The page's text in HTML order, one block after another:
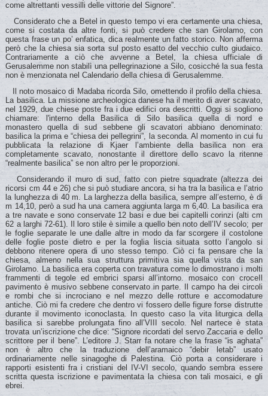
come altrettanti vessilli delle vittorie del Signore”.
Considerato che a Betel in questo tempo vi era certamente una chiesa,
come si costata da altre fonti, si può credere che san Girolamo, con
questa frase un po’ enfatica, dica realmente un fatto storico. Non afferma
però che la chiesa sia sorta sul posto esatto del vecchio culto giudaico.
Contrariamente a ciò che avvenne a Betel, la chiesa ufficiale di
Gerusalemme non stabilì una pellegrinazione a Silo, cosicché la sua festa
non è menzionata nel Calendario della chiesa di Gerusalemme.
Il noto mosaico di Madaba ricorda Silo, omettendo il profilo della chiesa.
La basilica. La missione archeologica danese ha il merito di aver scavato,
nel 1929, due chiese poste fra i due edifici ora descritti. Oggi si sogliono
chiamare: l'interno della Basilica di Silo basilica quella di nord e
monastero quella di sud sebbene gli scavatori abbiano denominato:
basilica la prima e “chiesa dei pellegrini”, la seconda. Al momento in cui fu
pubblicata la relazione di Kjaer l’ambiente della basilica non era
completamente scavato, nonostante il direttore dello scavo la ritenne
“realmente basilica” se non altro per le proporzioni.
Considerando il muro di sud, fatto con pietre squadrate (altezza dei
ricorsi cm 44 e 26) che si può studiare ancora, si ha tra la basilica e l’atrio
la lunghezza di 40 m. La larghezza della basilica, sempre all’esterno, è di
m 14,10, però a sud ha una camera aggiunta larga m 6,40. La basilica era
a tre navate e sono conservate 12 basi e due bei capitelli corinzi (alti cm
62 a larghi 72-61). Il loro stile è simile a quello ben noto dell’IV secolo; per
le foglie separate le une dalle altre in modo da far scorgere il costolone
delle foglie poste dietro e per la foglia liscia situata sotto l’angolo si
debbono ritenere opera di uno stesso tempo. Ciò ci fa pensare che la
chiesa, almeno nella sua struttura primitiva sia quella vista da san
Girolamo. La basilica era coperta con travatura come lo dimostrano i molti
frammenti di tegole ed embrici sparsi all’intorno. mosaico con croceIl
pavimento è musivo sebbene conservato in parte. Il campo ha dei circoli
e rombi che si incrociano e nel mezzo delle rotture e accomodature
antiche. Ciò mi fa credere che dentro vi fossero delle figure forse distrutte
durante il movimento iconoclasta. In questo caso la vita liturgica della
basilica si sarebbe prolungata fino all’VIII secolo. Nel nartece è stata
trovata un’iscrizione che dice: “Signore ricordati del servo Zaccaria e dello
scrittore per il bene”. L’editore J. Starr fa notare che la frase “is aghata”
non è altro che la traduzione dell’aramaico “debir letab” usato
ordinariamente nelle sinagoghe di Palestina. Ciò porta a considerare i
rapporti esistenti fra i cristiani del IV-VI secolo, quando sembra essere
scritta questa iscrizione e pavimentata la chiesa con tali mosaici, e gli
ebrei.